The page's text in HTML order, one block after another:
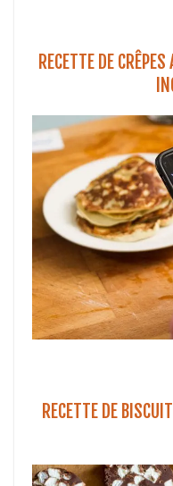
RECETTE DE
RECETTE DE